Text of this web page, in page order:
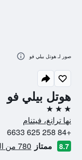
هوتل بيلي فو
3 نجوم
نها ترانغ، فيتنام
+84 258 625 6633
8.7 ممتاز 780 من التقييمات تم التحقق منها
صور لـ هوتل بيلي فو